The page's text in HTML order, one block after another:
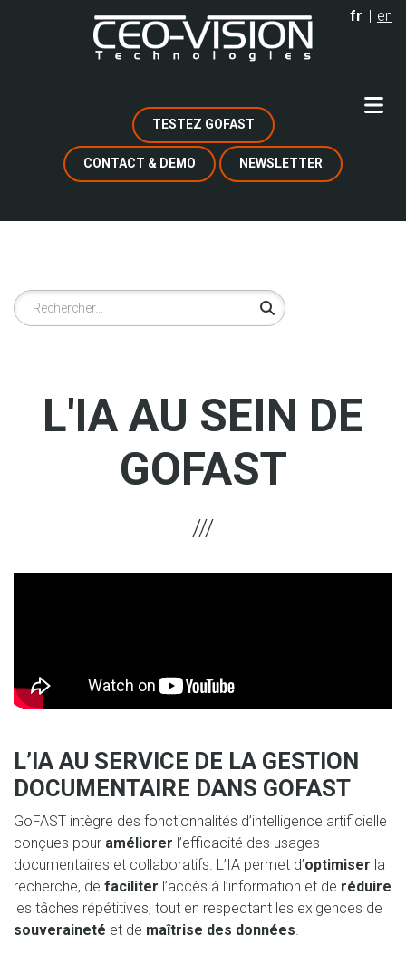
fr en
TESTEZ GOFAST
CONTACT & DEMO NEWSLETTER
Rechercher
L'IA AU SEIN DE
GOFAST
L’IA AU SERVICE DE LA GESTION
DOCUMENTAIRE DANS GOFAST
GoFAST intègre des fonctionnalités d’intelligence artificielle
conçues pour améliorer l’efficacité des usages
documentaires et collaboratifs. L’IA permet d’optimiser la
recherche, de faciliter l’accès à l’information et de réduire
les tâches répétitives, tout en respectant les exigences de
souveraineté et de maîtrise des données.